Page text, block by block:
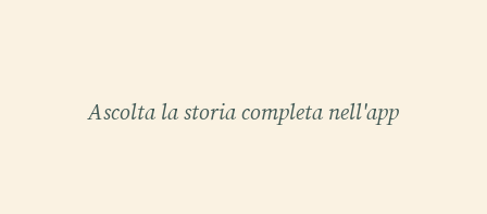
Ascolta la storia completa nell'app